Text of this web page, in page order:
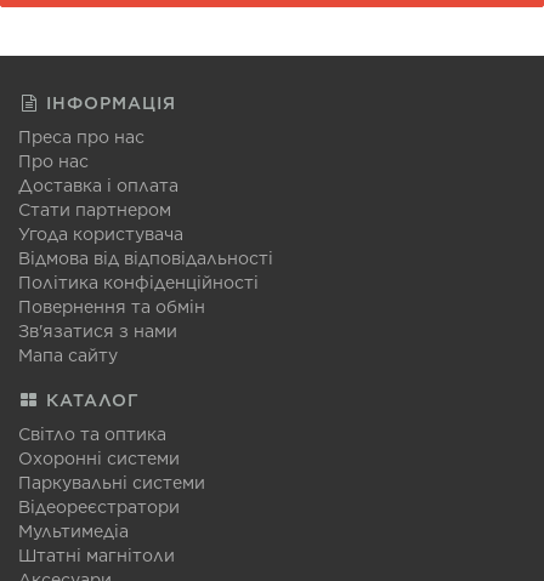
ІНФОРМАЦІЯ
Преса про нас
Про нас
Доставка і оплата
Стати партнером
Угода користувача
Відмова від відповідальності
Політика конфіденційності
Повернення та обмін
Зв'язатися з нами
Мапа сайту
КАТАЛОГ
Світло та оптика
Охоронні системи
Паркувальні системи
Відеореєстратори
Мультимедіа
Штатні магнітоли